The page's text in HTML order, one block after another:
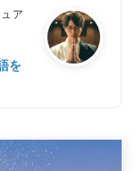
ア
を